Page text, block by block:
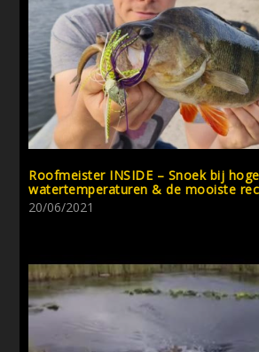
Roofmeister INSIDE – Snoek bij hoge
watertemperaturen & de mooiste
20/06/2021